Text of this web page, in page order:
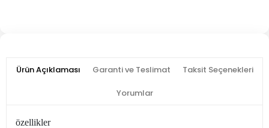
Ürün Açıklaması Garanti ve Teslimat Taksit Seçenekleri
Yorumlar
özellikler